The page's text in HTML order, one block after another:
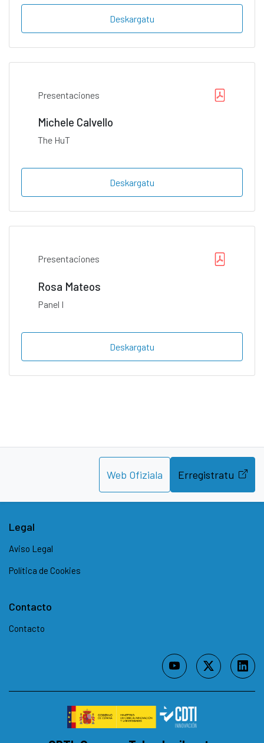
Web Ofiziala Erregistratu
Deskargatu
Presentaciones
Michele Calvello
The HuT
Deskargatu
Presentaciones
Rosa Mateos
Panel I
Deskargatu
Legal
Aviso Legal
Política de Cookies
Contacto
Contacto
youtube (leiho berrian
twitter-x (leiho